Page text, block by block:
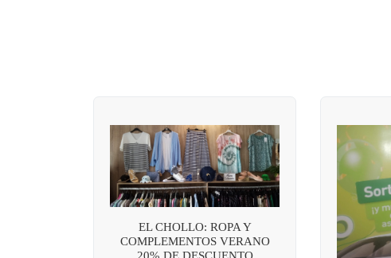
EL CHOLLO: ROPA Y
COMPLEMENTOS VERANO
20% DE DESCUENTO